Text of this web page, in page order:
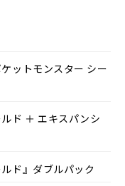
ットモンスター シー
ド ＋ エキスパンシ
ド』ダブルパック